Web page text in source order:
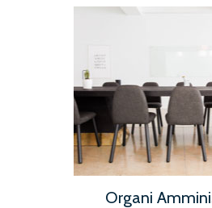
Organi